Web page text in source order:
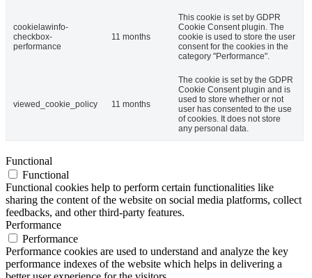
cookielawinfo-
checkbox-
performance
11 months
This cookie is set by GDPR
Cookie Consent plugin. The
cookie is used to store the user
consent for the cookies in the
category "Performance".
viewed_cookie_policy 11 months
The cookie is set by the GDPR
Cookie Consent plugin and is
used to store whether or not
user has consented to the use
of cookies. It does not store
any personal data.
Functional
Functional
Functional cookies help to perform certain functionalities like
sharing the content of the website on social media platforms, collect
feedbacks, and other third-party features.
Performance
Performance
Performance cookies are used to understand and analyze the key
performance indexes of the website which helps in delivering a